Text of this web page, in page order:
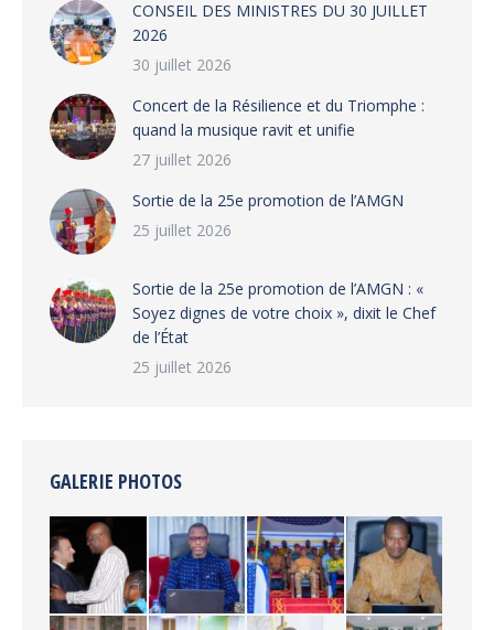
CONSEIL DES MINISTRES DU 30 JUILLET
2026
30 juillet 2026
‎​Concert de la Résilience et du Triomphe :
quand la musique ravit et unifie
27 juillet 2026
‎Sortie de la 25e promotion de l’AMGN
25 juillet 2026
‎Sortie de la 25e promotion de l’AMGN : «
Soyez dignes de votre choix », dixit le Chef
de l’État
25 juillet 2026
GALERIE PHOTOS